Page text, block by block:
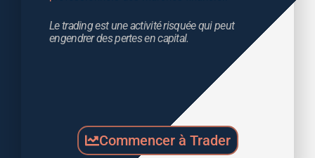
Le trading est une activité risquée qui peut
engendrer des pertes en capital.
Commencer à Trader